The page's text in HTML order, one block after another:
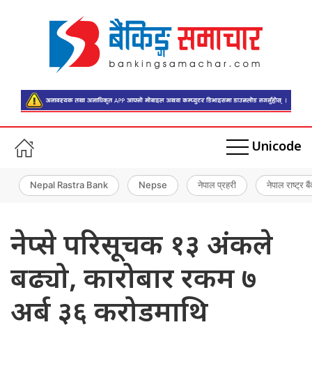
Unicode
Nepal Rastra Bank Nepse नेपाल प्रहरी नेपाल राष्ट्र
नेप्से परिसूचक १३ अंकले
बढ्यो, कारोबार रकम ७
अर्ब ३६ करोडमाथि